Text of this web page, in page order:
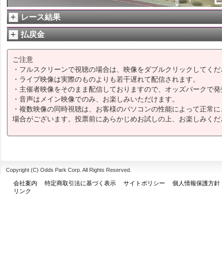
レース結果
払戻金
ご注意
・フルスクリーンで視聴の場合は、映像をダブルクリックしてく
・ライブ映像は実際のものよりも若干遅れて配信されます。
・主催者映像をそのまま配信しておりますので、オッズパークで
・音声はメイン映像でのみ、お楽しみいただけます。
・複数映像の同時視聴は、お客様のパソコンの性能によって正常
場合がございます。投票前にあらかじめお試しの上、お楽しみく
Copyright (C) Odds Park Corp. All Rights Reserved.
会社案内 特定商取引法に基づく表示 サイトポリシー
個人情報保護方針
リンク